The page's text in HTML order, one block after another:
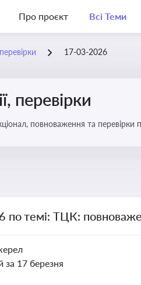
Про проєкт Всі Теми
17-03-2026
перевірки
повноваження та перевірки
по темі: ТЦК:
за 17 березня